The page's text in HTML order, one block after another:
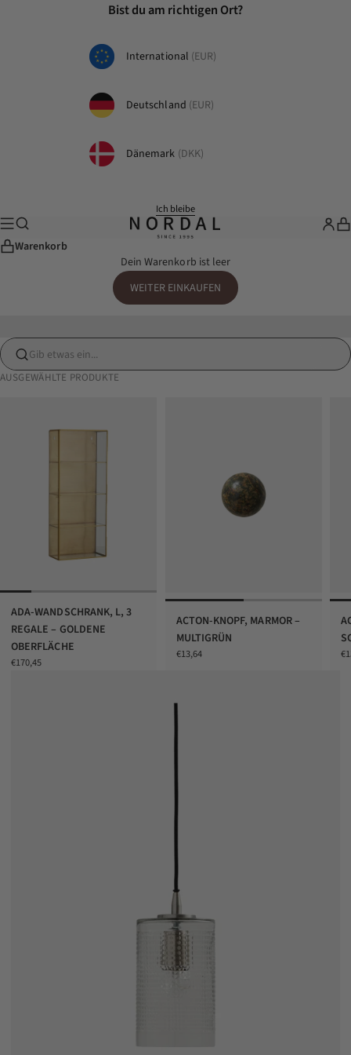
Bist du am richtigen Ort?
International (EUR)
Deutschland (EUR)
Dänemark (DKK)
Ich bleibe
nordal.com
Menü
Suche
Warenkorb
Dein Warenkorb ist leer
WEITER EINKAUFEN
Gib etwas ein...
AUSGEWÄHLTE PRODUKTE
ADA-WANDSCHRANK, L, 3
REGALE – GOLDENE
OBERFLÄCHE
Angebot
€170,45
ACTON-KNOPF, MARMOR –
MULTIGRÜN
Angebot
€13,64